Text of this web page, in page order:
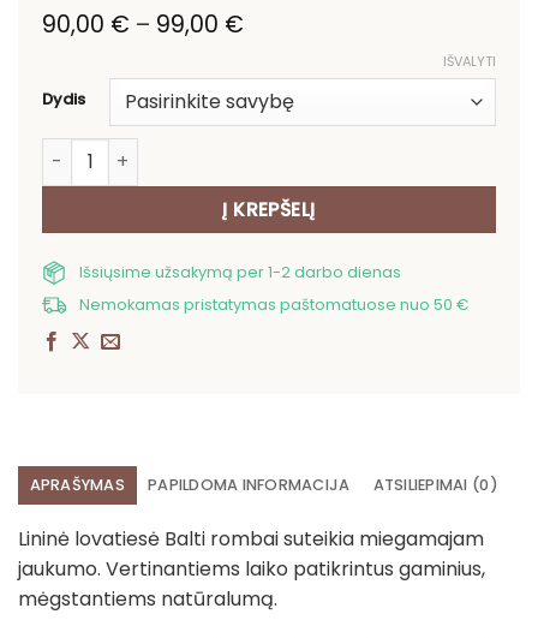
90,00 € – 99,00 €
through
99,00 €
Dydis
IŠVALYTI
produkto kiekis: Lininė lovatiesė Balti rombai
Į KREPŠELĮ
Išsiųsime užsakymą per 1-2 darbo dienas
Nemokamas pristatymas paštomatuose nuo 50 €
APRAŠYMAS PAPILDOMA INFORMACIJA ATSILIEPIMAI (0)
Lininė lovatiesė Balti rombai suteikia miegamajam
jaukumo. Vertinantiems laiko patikrintus gaminius,
mėgstantiems natūralumą.